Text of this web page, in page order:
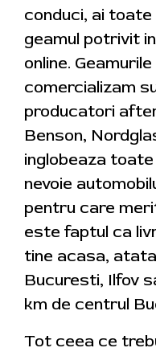
conduci, ai
geamul potrivit
online.
comercializam
producatori
Benson,
inglobeaza
nevoie
pentru care
este faptul ca
tine acasa,
Bucuresti, Ilfov
km de centrul
Tot ceea ce